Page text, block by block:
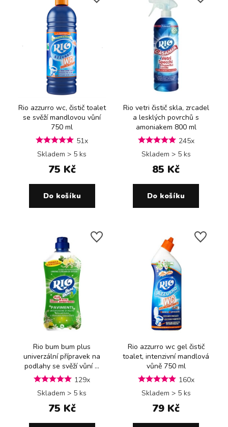
Rio azzurro wc, čistič toalet
se svěží mandlovou vůní
750 ml
51x
Skladem > 5 ks
75 Kč
Do košíku
Rio vetri čistič skla, zrcadel
a lesklých povrchů s
amoniakem 800 ml
245x
Skladem > 5 ks
85 Kč
Do košíku
Rio bum bum plus
univerzální přípravek na
podlahy se svěží vůní ...
129x
Skladem > 5 ks
75 Kč
Rio azzurro wc gel čistič
toalet, intenzivní mandlová
vůně 750 ml
160x
Skladem > 5 ks
79 Kč